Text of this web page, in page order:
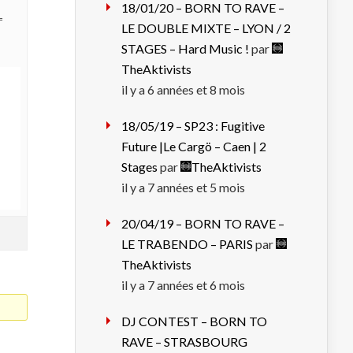
18/01/20 – BORN TO RAVE –
LE DOUBLE MIXTE – LYON / 2
STAGES – Hard Music ! par
TheAktivists
il y a 6 années et 8 mois
18/05/19 – SP23 : Fugitive
Future |Le Cargö – Caen | 2
Stages par
TheAktivists
il y a 7 années et 5 mois
20/04/19 – BORN TO RAVE –
LE TRABENDO – PARIS par
TheAktivists
il y a 7 années et 6 mois
DJ CONTEST – BORN TO
RAVE – STRASBOURG